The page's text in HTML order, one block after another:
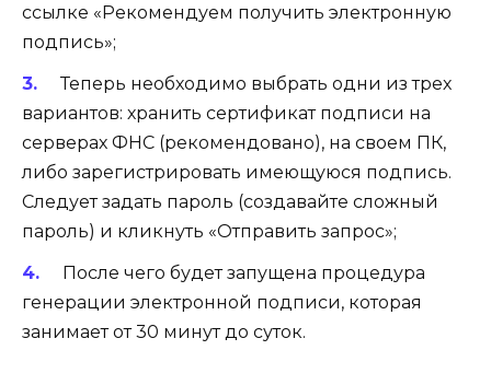
ссылке «Рекомендуем получить электронную
подпись»;
Теперь необходимо выбрать одни из трех
вариантов: хранить сертификат подписи на
серверах ФНС (рекомендовано), на своем ПК,
либо зарегистрировать имеющуюся подпись.
Следует задать пароль (создавайте сложный
пароль) и кликнуть «Отправить запрос»;
После чего будет запущена процедура
генерации электронной подписи, которая
занимает от 30 минут до суток.